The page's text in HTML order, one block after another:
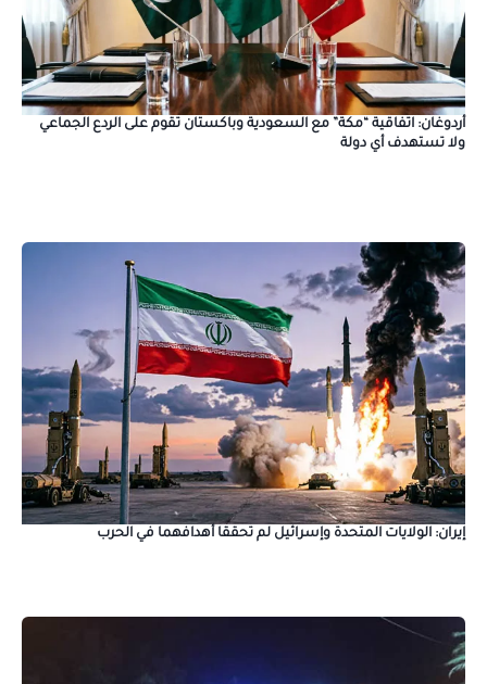
أردوغان: اتفاقية “مكة” مع السعودية وباكستان تقوم على الردع الجماعي
ولا تستهدف أي دولة
إيران: الولايات المتحدة وإسرائيل لم تحققا أهدافهما في الحرب